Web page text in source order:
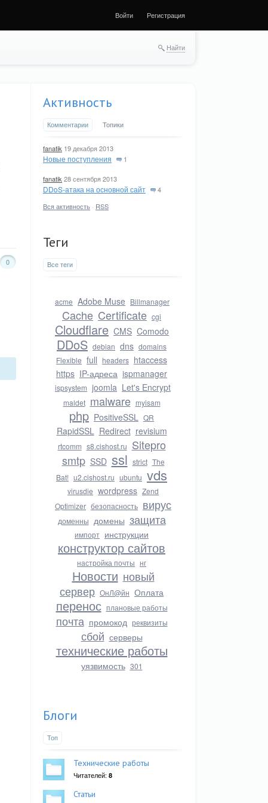
Войти Регистрация
Найти
0
Активность
Комментарии Топики
fanatik 19 декабря 2013
Новые поступления 1
fanatik 28 сентября 2013
DDoS-атака на основной сайт
4
Вся активность · RSS
Теги
Все теги
acme Adobe Muse Billmanager
Cache Certificate cgi
Cloudflare CMS Comodo
DDoS debian dns domains
Flexible full headers htaccess
https IP-адреса ispmanager
ispsystem joomla Let's Encrypt
maldet malware myisam
php PositiveSSL QR
RapidSSL Redirect revisium
rtcomm s8.cishost.ru Sitepro
smtp SSD ssl strict The
Bat! u2.cishost.ru ubuntu vds
virusdie wordpress Zend
Optimizer безопасность вирус
доменны домены защита
импорт инструкции
конструктор сайтов
настройка почты нг
Новости новый
сервер ОнЛ@йн Оплата
перенос плановые работы
почта промокод реквизиты
сбой серверы
технические работы
уязвимость 301
Блоги
Топ
Технические работы
Читателей: 8
Статьи